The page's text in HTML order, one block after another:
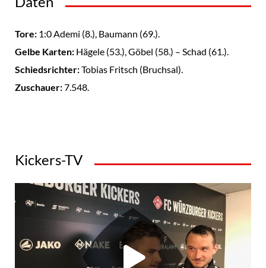
Tore: 1:0 Ademi (8.), Baumann (69.).
Gelbe Karten: Hägele (53.), Göbel (58.) – Schad (61.).
Schiedsrichter:Tobias Fritsch (Bruchsal).
Zuschauer:7.548.
Kickers-TV